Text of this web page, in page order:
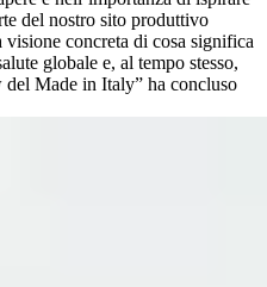
del nostro sito produttivo
concreta di cosa significa
globale e, al tempo stesso,
Made in Italy” ha concluso